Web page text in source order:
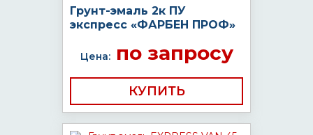
Грунт-эмаль 2к ПУ
экспресс «ФАРБЕН ПРОФ»
Цена:по запросу
КУПИТЬ